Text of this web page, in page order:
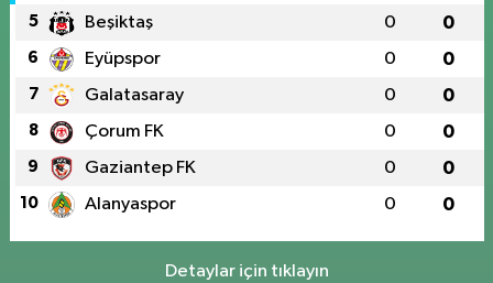
5 Beşiktaş 0 0
6 Eyüpspor 0 0
7 Galatasaray 0 0
8 Çorum FK 0 0
9 Gaziantep FK 0 0
10 Alanyaspor 0 0
Detaylar için tıklayın